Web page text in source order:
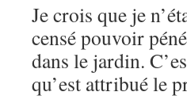
Je crois que je
censé pouvoir
dans le jardin.
qu’est attribué le